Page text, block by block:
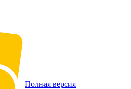
Полная версия